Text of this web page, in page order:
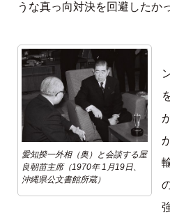
うな真っ向対決を回避したか
愛知揆一外相（奥）と会談する屋
良朝苗主席（1970年 1月19日、
沖縄県公文書館所蔵）